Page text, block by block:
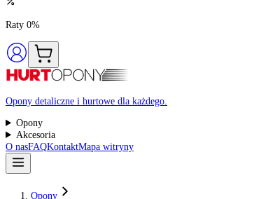
Darmowa dostawa
Raty 0%
Opony detaliczne i hurtowe dla każdego.
Opony
O nasFAQKontakt